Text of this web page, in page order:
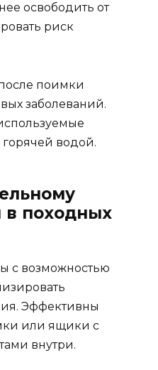
освободить от
риск
поимки
заболеваний.
водой.
походных
с возможностью
Эффективны
или ящики с
внутри.